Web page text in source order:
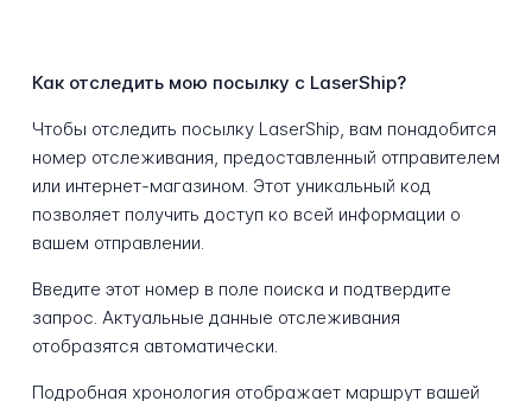
Как отследить мою посылку с LaserShip?
Чтобы отследить посылку LaserShip, вам понадобится
номер отслеживания, предоставленный отправителем
или интернет-магазином. Этот уникальный код
позволяет получить доступ ко всей информации о
вашем отправлении.
Введите этот номер в поле поиска и подтвердите
запрос. Актуальные данные отслеживания
отобразятся автоматически.
Подробная хронология отображает маршрут вашей